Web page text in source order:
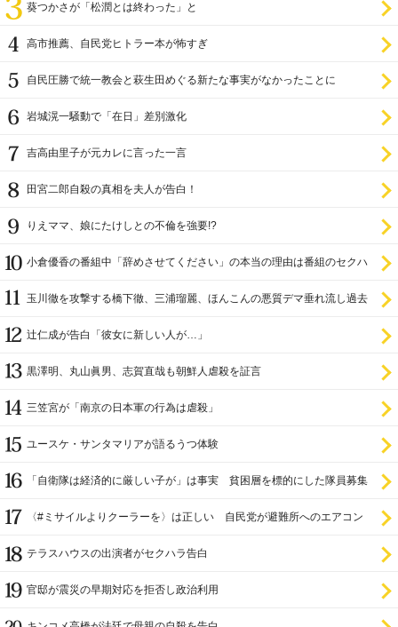
葵つかさが「松潤とは終わった」と
高市推薦、自民党ヒトラー本が怖すぎ
自民圧勝で統一教会と萩生田めぐる新たな事実がなかったことに
岩城滉一騒動で「在日」差別激化
吉高由里子が元カレに言った一言
田宮二郎自殺の真相を夫人が告白！
りえママ、娘にたけしとの不倫を強要!?
小倉優香の番組中「辞めさせてください」の本当の理由は番組のセクハ
玉川徹を攻撃する橋下徹、三浦瑠麗、ほんこんの悪質デマ垂れ流し過去
辻仁成が告白「彼女に新しい人が…」
黒澤明、丸山眞男、志賀直哉も朝鮮人虐殺を証言
三笠宮が「南京の日本軍の行為は虐殺」
ユースケ・サンタマリアが語るうつ体験
「自衛隊は経済的に厳しい子が」は事実 貧困層を標的にした隊員募集
〈#ミサイルよりクーラーを〉は正しい 自民党が避難所へのエアコン
テラスハウスの出演者がセクハラ告白
官邸が震災の早期対応を拒否し政治利用